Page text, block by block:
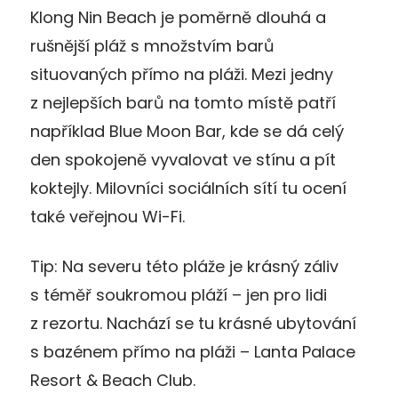
Klong Nin Beach je poměrně dlouhá a
rušnější pláž s množstvím barů
situovaných přímo na pláži. Mezi jedny
z nejlepších barů na tomto místě patří
například Blue Moon Bar, kde se dá celý
den spokojeně vyvalovat ve stínu a pít
koktejly. Milovníci sociálních sítí tu ocení
také veřejnou Wi-Fi.
Tip: Na severu této pláže je krásný záliv
s téměř soukromou pláží – jen pro lidi
z rezortu. Nachází se tu krásné ubytování
s bazénem přímo na pláži – Lanta Palace
Resort & Beach Club.